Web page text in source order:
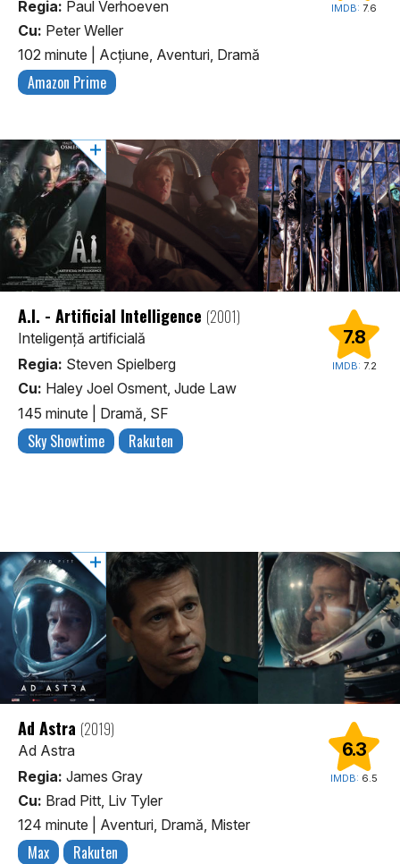
IMDB: 7.6
Regia: Paul Verhoeven
Cu: Peter Weller
102 minute
Acţiune, Aventuri, Dramă
Amazon Prime
7.8
IMDB: 7.2
A.I. - Artificial Intelligence (2001)
Inteligență artificială
Regia: Steven Spielberg
Cu: Haley Joel Osment, Jude Law
145 minute
Dramă, SF
Sky Showtime Rakuten
6.3
IMDB: 6.5
Ad Astra (2019)
Ad Astra
Regia: James Gray
Cu: Brad Pitt, Liv Tyler
124 minute
Aventuri, Dramă, Mister
Max Rakuten